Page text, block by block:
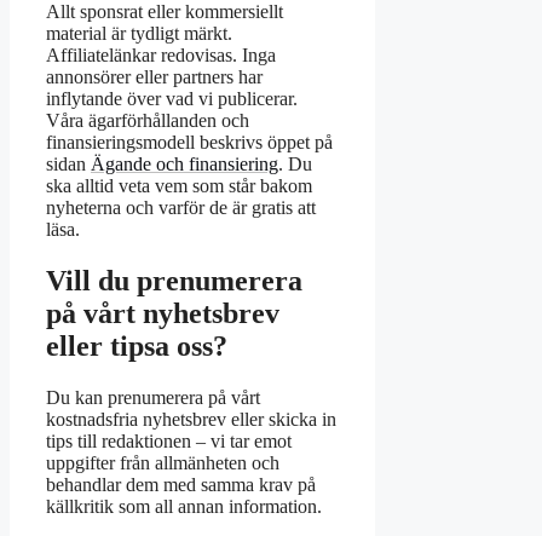
Allt sponsrat eller kommersiellt
material är tydligt märkt.
Affiliatelänkar redovisas. Inga
annonsörer eller partners har
inflytande över vad vi publicerar.
Våra ägarförhållanden och
finansieringsmodell beskrivs öppet på
sidan Ägande och finansiering. Du
ska alltid veta vem som står bakom
nyheterna och varför de är gratis att
läsa.
Vill du prenumerera
på vårt nyhetsbrev
eller tipsa oss?
Du kan prenumerera på vårt
kostnadsfria nyhetsbrev eller skicka in
tips till redaktionen – vi tar emot
uppgifter från allmänheten och
behandlar dem med samma krav på
källkritik som all annan information.